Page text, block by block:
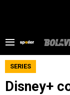
SERIES
Disney+